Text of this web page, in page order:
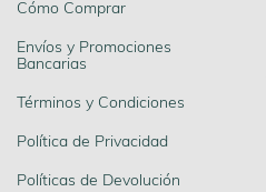
Cómo Comprar
Envíos y Promociones
Bancarias
Términos y Condiciones
Política de Privacidad
Políticas de Devolución